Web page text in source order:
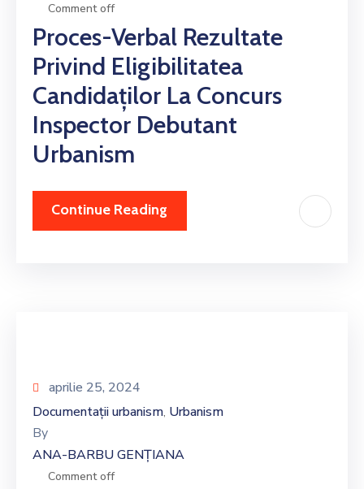
Comment off
Proces-Verbal Rezultate
Privind Eligibilitatea
Candidaților La Concurs
Inspector Debutant
Urbanism
Continue Reading
aprilie 25, 2024
Documentații urbanism‚ Urbanism
By
ANA-BARBU GENȚIANA
Comment off